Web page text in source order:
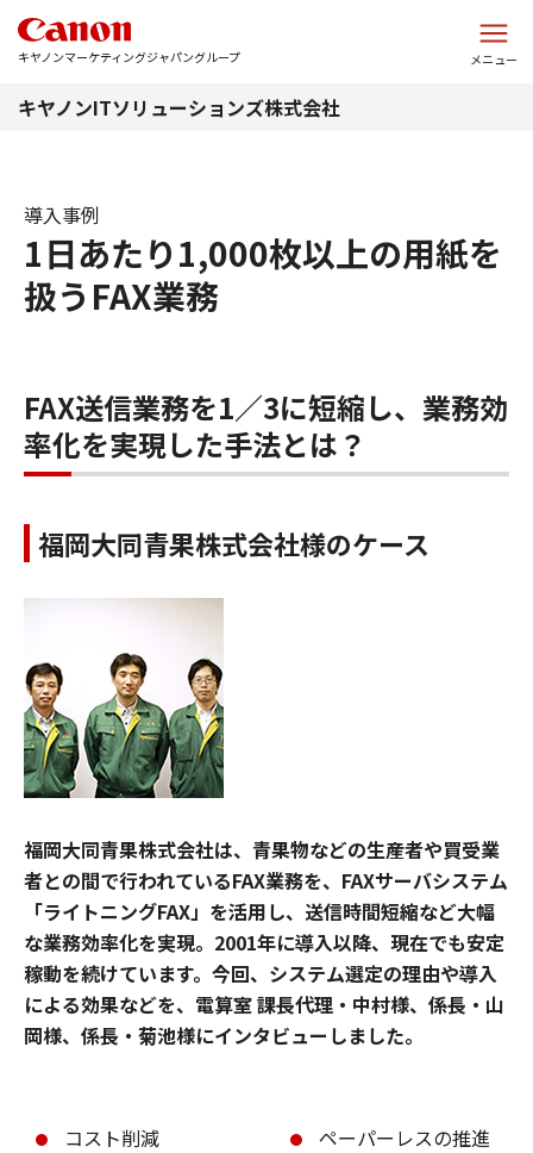
キヤノンマーケティングジャパングループ メニュー
キヤノンITソリューションズ株式会社
1日あたり1,000枚以上の用紙を
扱うFAX業務
導入事例
FAX送信業務を1／3に短縮し、業務効
率化を実現した手法とは？
福岡大同青果株式会社様のケース
福岡大同青果株式会社は、青果物などの生産者や買受業
者との間で行われているFAX業務を、FAXサーバシステム
「ライトニングFAX」を活用し、送信時間短縮など大幅
な業務効率化を実現。2001年に導入以降、現在でも安定
稼動を続けています。今回、システム選定の理由や導入
による効果などを、電算室 課長代理・中村様、係長・山
岡様、係長・菊池様にインタビューしました。
コスト削減
ペーパーレスの推進